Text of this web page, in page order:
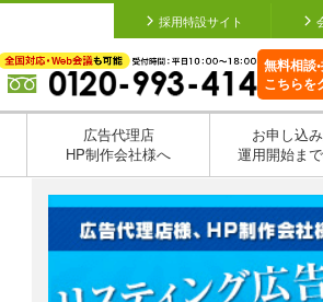
採用特設サイト
無料相談
こちらを
広告代理店
HP制作会社様へ
お申し込
運用開始ま